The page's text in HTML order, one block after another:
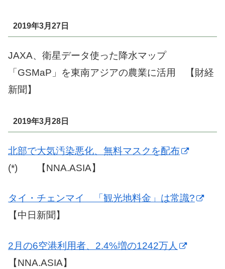
2019年3月27日
JAXA、衛星データ使った降水マップ
「GSMaP」を東南アジアの農業に活用 【財経
新聞】
2019年3月28日
北部で大気汚染悪化、無料マスクを配布
(*) 【NNA.ASIA】
タイ・チェンマイ 「観光地料金」は常識?
【中日新聞】
2月の6空港利用者、2.4%増の1242万人
【NNA.ASIA】